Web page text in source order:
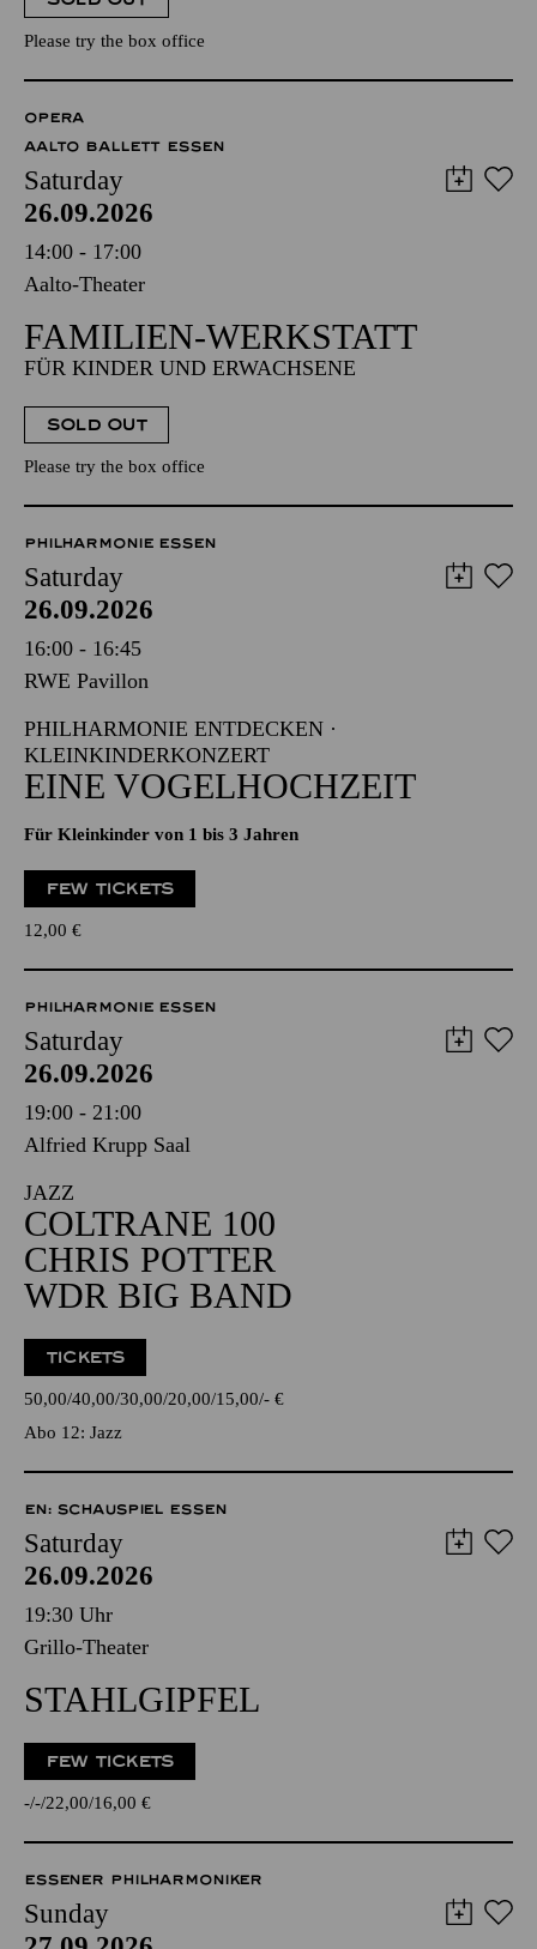
Please try the box office
OPERA
AALTO BALLETT ESSEN
Saturday
26.09.2026
14:00 - 17:00
Aalto-Theater
FAMILIEN-WERKSTATT
FÜR KINDER UND ERWACHSENE
SOLD OUT
Please try the box office
PHILHARMONIE ESSEN
Saturday
26.09.2026
16:00 - 16:45
RWE Pavillon
PHILHARMONIE ENTDECKEN ·
KLEINKINDERKONZERT
EINE VOGELHOCHZEIT
Für Kleinkinder von 1 bis 3 Jahren
FEW TICKETS
12,00 €
PHILHARMONIE ESSEN
Saturday
26.09.2026
19:00 - 21:00
Alfried Krupp Saal
JAZZ
COLTRANE 100
CHRIS POTTER
WDR BIG BAND
TICKETS
50,00 40,00 30,00 20,00 15,00 - €
Abo 12: Jazz
EN: SCHAUSPIEL ESSEN
Saturday
26.09.2026
19:30 Uhr
Grillo-Theater
STAHLGIPFEL
FEW TICKETS
- - 22,00 16,00 €
ESSENER PHILHARMONIKER
Sunday